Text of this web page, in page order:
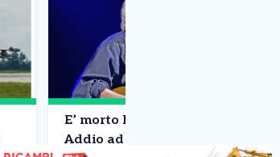
E’ morto Francesco Guccini –
Addio ad un pezzo di storia